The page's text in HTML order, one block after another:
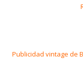
Publicidad vintage de